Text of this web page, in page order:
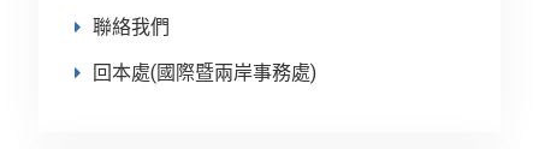
聯絡我們
回本處(國際暨兩岸事務處)